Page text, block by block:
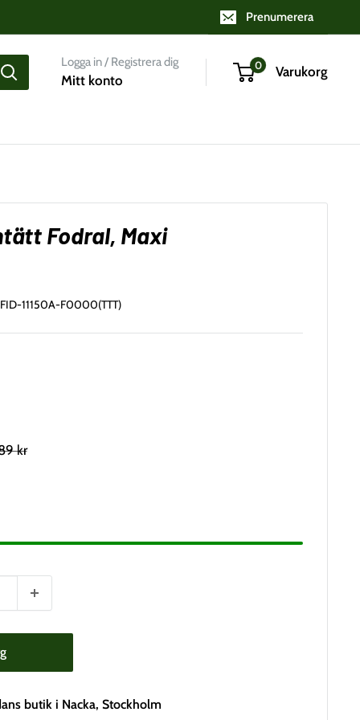
Prenumerera
Logga in / Registrera dig
Mitt konto
0 Varukorg
Fodral, Maxi
FID-11150A-F0000(TTT)
kr
butik i Nacka, Stockholm